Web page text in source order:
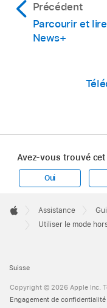
Précédent
Parcourir et
News+
Avez-vous trouvé
Oui
Footer

Apple
Assistance
Utiliser le mode hors
Suisse
Copyright © 2026 Apple Inc.
Engagement de confidentialité